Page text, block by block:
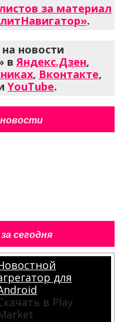
за материал
.
новости
в Яндекс.Дзен,
, Вконтакте,
YouTube.
сегодня
для
в Play